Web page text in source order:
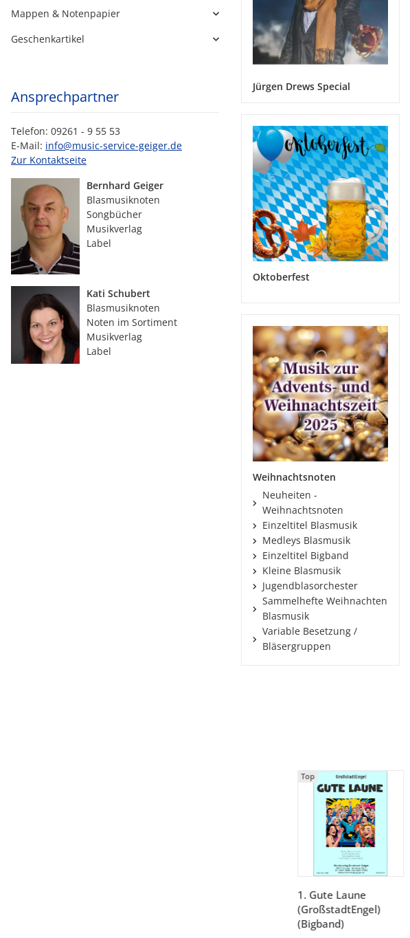
Jürgen Drews Special
Oktoberfest
Weihnachtsnoten
Neuheiten -
Weihnachtsnoten
Einzeltitel Blasmusik
Medleys Blasmusik
Einzeltitel Bigband
Kleine Blasmusik
Jugendblasorchester
Sammelhefte Weihnachten
Blasmusik
Variable Besetzung /
Bläsergruppen
Top
1. Gute Laune
(GroßstadtEngel)
(Bigband)
Mappen & Notenpapier
Geschenkartikel
Ansprechpartner
Telefon: 09261 - 9 55 53
E-Mail: info@music-service-geiger.de
Zur Kontaktseite
Bernhard Geiger
Blasmusiknoten
Songbücher
Musikverlag
Label
Kati Schubert
Blasmusiknoten
Noten im Sortiment
Musikverlag
Label